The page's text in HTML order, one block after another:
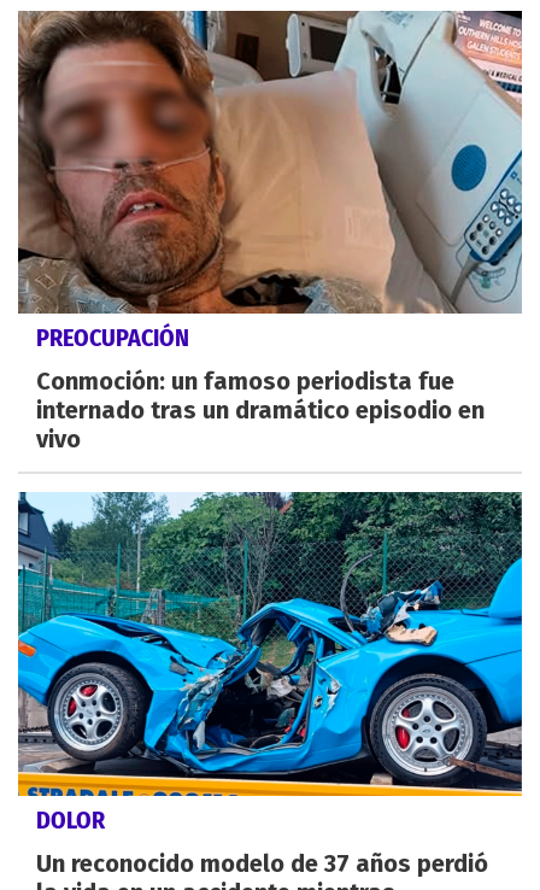
PREOCUPACIÓN
Conmoción: un famoso periodista fue
internado tras un dramático episodio en
vivo
DOLOR
Un reconocido modelo de 37 años perdió